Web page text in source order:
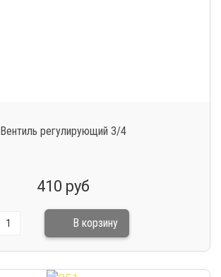
Вентиль регулирующий 3/4
410 руб